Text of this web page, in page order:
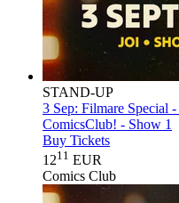
STAND-UP
3 Sep: Filmare Special -
ComicsClub! - Show 1
Buy Tickets
1211 EUR
Comics Club